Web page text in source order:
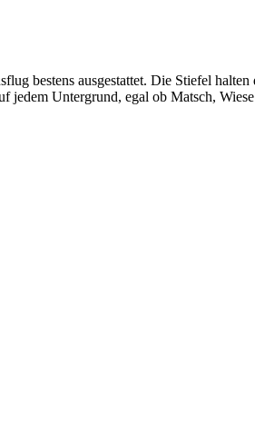
bestens ausgestattet. Die Stiefel
Untergrund, egal ob Matsch,